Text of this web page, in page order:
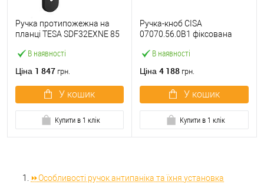
В наявності
Ручка протипожежна на
планці TESA SDF32EXNE 85
Ціна 1 847 грн.
У кошик
Купити в 1 клік
В наявності
Ручка-кноб CISA
07070.56.0B1 фіксована
Ціна 4 188 грн.
У кошик
Купити в 1 клік
⏩Особливості ручок антипаніка та їхня установка